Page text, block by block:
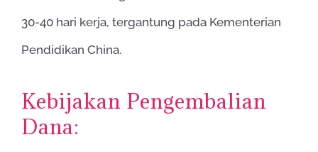
30-40 hari kerja, tergantung pada Kementerian
Pendidikan China.
Kebijakan Pengembalian
Dana: